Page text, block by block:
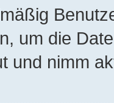
um die
und nimm